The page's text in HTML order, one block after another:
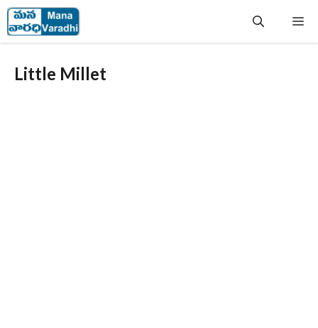
Skip
to
content
Little Millet